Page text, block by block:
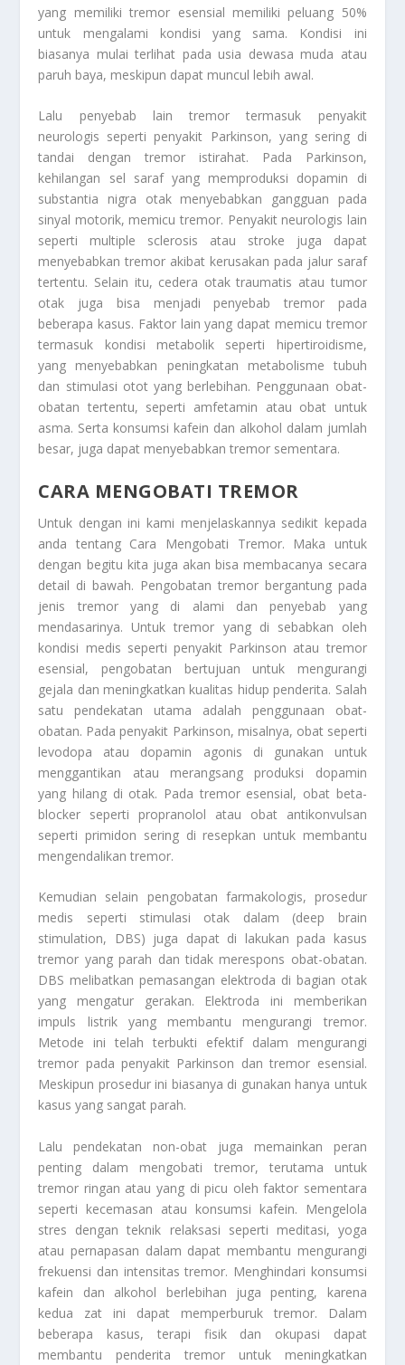
yang memiliki tremor esensial memiliki peluang 50%
untuk mengalami kondisi yang sama. Kondisi ini
biasanya mulai terlihat pada usia dewasa muda atau
paruh baya, meskipun dapat muncul lebih awal.
Lalu penyebab lain tremor termasuk penyakit
neurologis seperti penyakit Parkinson, yang sering di
tandai dengan tremor istirahat. Pada Parkinson,
kehilangan sel saraf yang memproduksi dopamin di
substantia nigra otak menyebabkan gangguan pada
sinyal motorik, memicu tremor. Penyakit neurologis lain
seperti multiple sclerosis atau stroke juga dapat
menyebabkan tremor akibat kerusakan pada jalur saraf
tertentu. Selain itu, cedera otak traumatis atau tumor
otak juga bisa menjadi penyebab tremor pada
beberapa kasus. Faktor lain yang dapat memicu tremor
termasuk kondisi metabolik seperti hipertiroidisme,
yang menyebabkan peningkatan metabolisme tubuh
dan stimulasi otot yang berlebihan. Penggunaan obat-
obatan tertentu, seperti amfetamin atau obat untuk
asma. Serta konsumsi kafein dan alkohol dalam jumlah
besar, juga dapat menyebabkan tremor sementara.
CARA MENGOBATI TREMOR
Untuk dengan ini kami menjelaskannya sedikit kepada
anda tentang Cara Mengobati Tremor. Maka untuk
dengan begitu kita juga akan bisa membacanya secara
detail di bawah. Pengobatan tremor bergantung pada
jenis tremor yang di alami dan penyebab yang
mendasarinya. Untuk tremor yang di sebabkan oleh
kondisi medis seperti penyakit Parkinson atau tremor
esensial, pengobatan bertujuan untuk mengurangi
gejala dan meningkatkan kualitas hidup penderita. Salah
satu pendekatan utama adalah penggunaan obat-
obatan. Pada penyakit Parkinson, misalnya, obat seperti
levodopa atau dopamin agonis di gunakan untuk
menggantikan atau merangsang produksi dopamin
yang hilang di otak. Pada tremor esensial, obat beta-
blocker seperti propranolol atau obat antikonvulsan
seperti primidon sering di resepkan untuk membantu
mengendalikan tremor.
Kemudian selain pengobatan farmakologis, prosedur
medis seperti stimulasi otak dalam (deep brain
stimulation, DBS) juga dapat di lakukan pada kasus
tremor yang parah dan tidak merespons obat-obatan.
DBS melibatkan pemasangan elektroda di bagian otak
yang mengatur gerakan. Elektroda ini memberikan
impuls listrik yang membantu mengurangi tremor.
Metode ini telah terbukti efektif dalam mengurangi
tremor pada penyakit Parkinson dan tremor esensial.
Meskipun prosedur ini biasanya di gunakan hanya untuk
kasus yang sangat parah.
Lalu pendekatan non-obat juga memainkan peran
penting dalam mengobati tremor, terutama untuk
tremor ringan atau yang di picu oleh faktor sementara
seperti kecemasan atau konsumsi kafein. Mengelola
stres dengan teknik relaksasi seperti meditasi, yoga
atau pernapasan dalam dapat membantu mengurangi
frekuensi dan intensitas tremor. Menghindari konsumsi
kafein dan alkohol berlebihan juga penting, karena
kedua zat ini dapat memperburuk tremor. Dalam
beberapa kasus, terapi fisik dan okupasi dapat
membantu penderita tremor untuk meningkatkan